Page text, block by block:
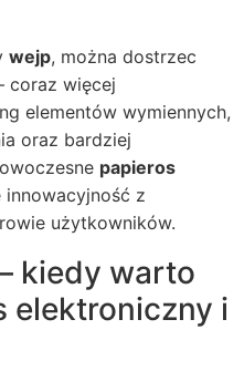
wejp, można dostrzec
coraz więcej
elementów wymiennych,
oraz bardziej
papieros
innowacyjność z
użytkowników.
kiedy warto
elektroniczny i